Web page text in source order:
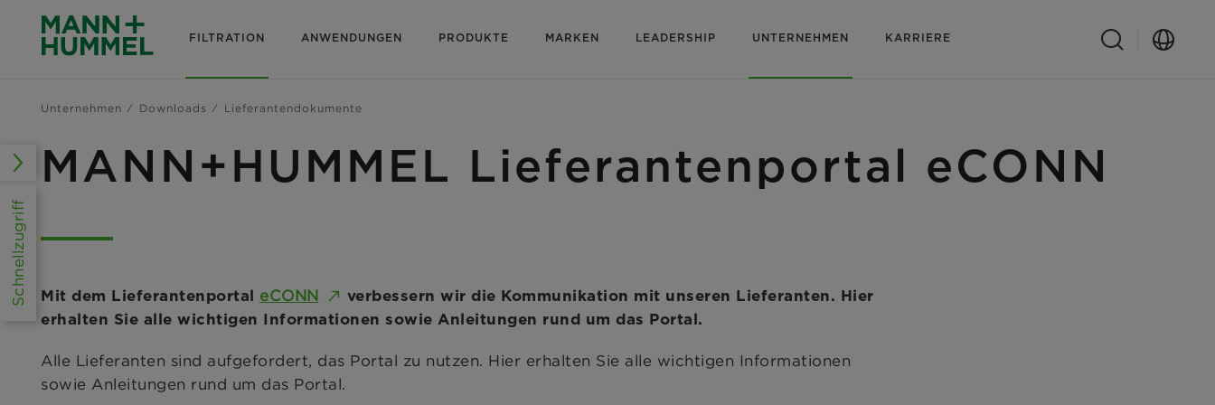
FILTRATION ANWENDUNGEN PRODUKTE MARKEN LEADERSHIP UNTERNEHMEN KARRIERE
Unternehmen Downloads Lieferantendokumente
MANN+HUMMEL Lieferantenportal eCONN
Mit dem Lieferantenportal eCONN
verbessern wir die Kommunikation mit unseren Lieferanten. Hier
erhalten Sie alle wichtigen Informationen sowie Anleitungen rund um das Portal.
Alle Lieferanten sind aufgefordert, das Portal zu nutzen. Hier erhalten Sie alle wichtigen Informationen
sowie Anleitungen rund um das Portal.
Schnellzugriff